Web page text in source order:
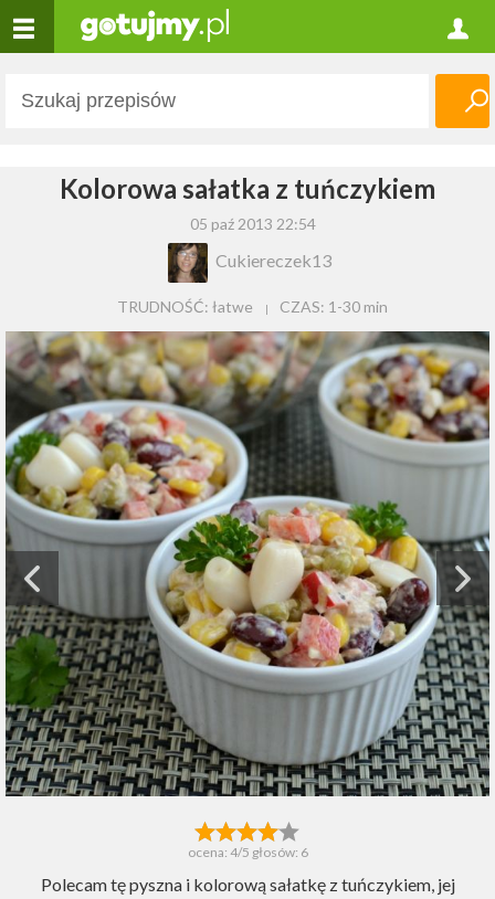
Kolorowa sałatka z tuńczykiem
05 paź 2013 22:54
Cukiereczek13
TRUDNOŚĆ: łatwe CZAS: 1-30 min
ocena: 4/5 głosów: 6
Polecam tę pyszna i kolorową sałatkę z tuńczykiem, jej